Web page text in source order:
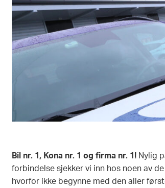
Bil nr. 1, Kona nr. 1 og firma nr. 1! Nylig
forbindelse sjekker vi inn hos noen av
hvorfor ikke begynne med den aller